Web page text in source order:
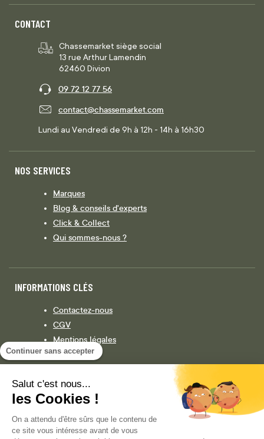
Continuer sans accepter
Salut c'est nous...
les Cookies !
On a attendu d'être sûrs que le contenu de
ce site vous intéresse avant de vous
CONTACT
Chassemarket siège social
13 rue Arthur Lamendin
62460 Divion
09 72 12 77 56
contact@chassemarket.com
Lundi au Vendredi de 9h à 12h - 14h à 16h30
NOS SERVICES
Marques
Blog & conseils d'experts
Click & Collect
Qui sommes-nous ?
INFORMATIONS CLÉS
Contactez-nous
CGV
Mentions légales
Législation
Facebook Instagram